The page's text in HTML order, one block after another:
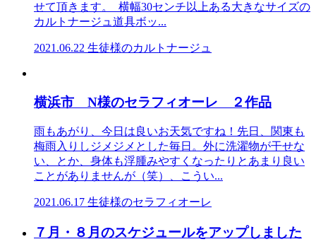
せて頂きます。 横幅30センチ以上ある大きなサイズの
カルトナージュ道具ボッ...
2021.06.22 生徒様のカルトナージュ
横浜市 N様のセラフィオーレ ２作品
雨もあがり、今日は良いお天気ですね！先日、関東も
梅雨入りしジメジメとした毎日。外に洗濯物が干せな
い、とか、身体も浮腫みやすくなったりとあまり良い
ことがありませんが（笑）、こうい...
2021.06.17 生徒様のセラフィオーレ
７月・８月のスケジュールをアップしました